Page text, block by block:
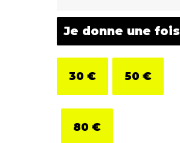
Je donne une fois
30 € 50 €
80 €